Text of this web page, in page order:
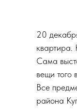
20
квартира.
Сама
вещи того
Все
района